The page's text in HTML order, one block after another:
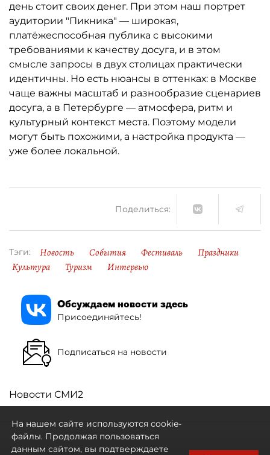
день стоит своих денег. При этом наш портрет
аудитории "Пикника" — широкая,
платёжеспособная публика с высокими
требованиями к качеству досуга, и в этом
смысле запросы в двух столицах практически
идентичны. Но есть нюансы в оттенках: в Москве
чаще важны масштаб и разнообразие сценариев
досуга, а в Петербурге — атмосфера, ритм и
культурный контекст места. Поэтому модели
могут быть похожими, а настройка продукта —
уже более локальной.
Поделиться:
Тэги: Новость События Фестиваль
Праздники
Культура
Туризм Интервью
Обсуждаем новости здесь
Присоединяйтесь!
Подписаться на новости
Новости СМИ2
На нашем сайте используются cookie-
файлы. Продолжая пользоваться
данным сайтом, вы подтверждаете